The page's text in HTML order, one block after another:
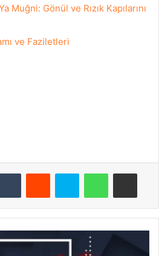
Muğni: Gönül ve Rızık Kapılarını
ve Faziletleri
Tumblr Reddit Skype WhatsAppE-Posta ile